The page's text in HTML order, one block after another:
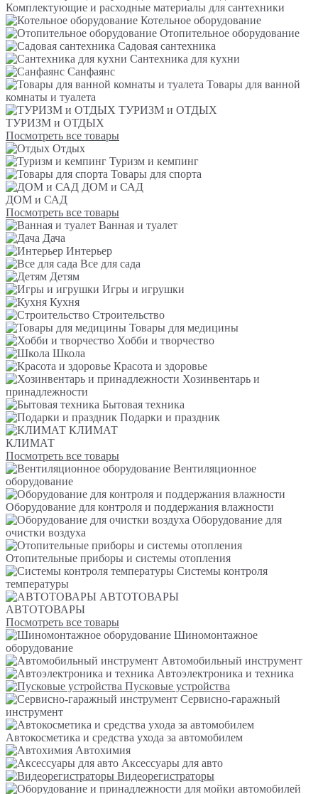
Комплектующие и расходные материалы для сантехники
Котельное оборудование
Отопительное оборудование
Садовая сантехника
Сантехника для кухни
Санфаянс
Товары для ванной
комнаты и туалета
ТУРИЗМ и ОТДЫХ
ТУРИЗМ и ОТДЫХ
Посмотреть все товары
Отдых
Туризм и кемпинг
Товары для спорта
ДОМ и САД
ДОМ и САД
Посмотреть все товары
Ванная и туалет
Дача
Интерьер
Все для сада
Детям
Игры и игрушки
Кухня
Строительство
Товары для медицины
Хобби и творчество
Школа
Красота и здоровье
Хозинвентарь и
принадлежности
Бытовая техника
Подарки и праздник
КЛИМАТ
КЛИМАТ
Посмотреть все товары
Вентиляционное
оборудование
Оборудование для контроля и поддержания влажности
Оборудование для
очистки воздуха
Отопительные приборы и системы отопления
Системы контроля
температуры
АВТОТОВАРЫ
АВТОТОВАРЫ
Посмотреть все товары
Шиномонтажное
оборудование
Автомобильный инструмент
Автоэлектроника и техника
Пусковые устройства
Сервисно-гаражный
инструмент
Автокосметика и средства ухода за автомобилем
Автохимия
Аксессуары для авто
Видеорегистраторы